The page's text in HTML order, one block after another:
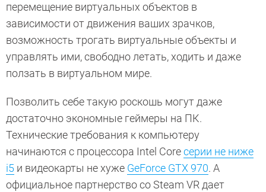
перемещение виртуальных объектов в
зависимости от движения ваших зрачков,
возможность трогать виртуальные объекты и
управлять ими, свободно летать, ходить и даже
ползать в виртуальном мире.
Позволить себе такую роскошь могут даже
достаточно экономные геймеры на ПК.
Технические требования к компьютеру
начинаются с процессора Intel Coreсерии не ниже
i5 и видеокарты не хуже GeForce GTX 970. А
официальное партнерство со Steam VR дает